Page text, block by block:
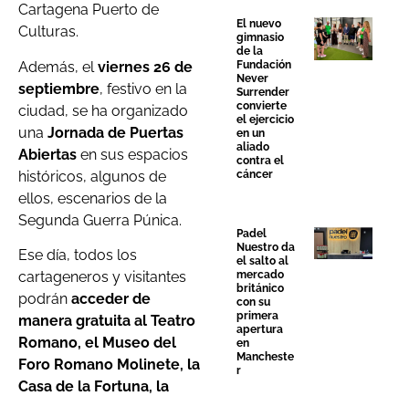
Cartagena Puerto de
Culturas.
Además, el viernes 26 de
septiembre, festivo en la
ciudad, se ha organizado
una Jornada de Puertas
Abiertas en sus espacios
históricos, algunos de
ellos, escenarios de la
Segunda Guerra Púnica.
Ese día, todos los
cartageneros y visitantes
podrán acceder de
manera gratuita al Teatro
Romano, el Museo del
Foro Romano Molinete, la
Casa de la Fortuna, la
El nuevo
gimnasio
de la
Fundación
Never
Surrender
convierte
el ejercicio
en un
aliado
contra el
cáncer
Padel
Nuestro da
el salto al
mercado
británico
con su
primera
apertura
en
Mancheste
r